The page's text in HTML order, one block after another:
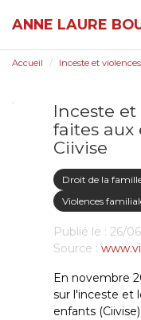
ANNE LAURE
Accueil Inceste et
Inceste
faites
Ciivise
Publié le : 26/
Droit de la
Violences
Source :
En novembre
sur l'inceste et
enfants